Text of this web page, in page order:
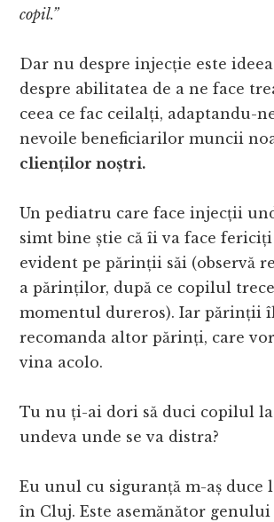
copil.”
Dar nu despre injecție este
despre abilitatea de a ne face
ceea ce fac ceilalți, adaptandu-
nevoile beneficiarilor muncii
clienților noștri.
Un pediatru care face injecții
simt bine știe că îi va face
evident pe părinții săi (observă
a părinților, după ce copilul
momentul dureros). Iar părinții
recomanda altor părinți, care
vina acolo.
Tu nu ți-ai dori să duci copilul
undeva unde se va distra?
Eu unul cu siguranță m-aș duce
în Cluj. Este asemănător